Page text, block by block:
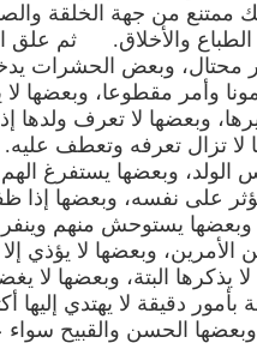
ممتنع من جهة الخلقة
الطباع والأخلاق. ثم علق
محتال، وبعض الحشرات
وأمر مقطوعا، وبعضها
، وبعضها لا تعرف ولدها
لا تزال تعرفه وتعطف
الولد، وبعضها يستفرغ
على نفسه، وبعضها إذا
يستوحش منهم وينفر
الأمرين، وبعضها لا يؤذي
يذكرها البتة، وبعضها لا
دقيقة لا يهتدي إليها
وبعضها الحسن والقبيح سواء